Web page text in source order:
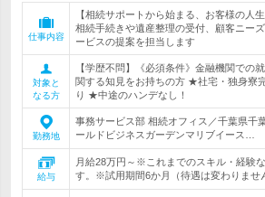
仕事内容
【相続サポートから始まる、お客様の人
相続手続きや遺産整理の受付、顧客ニー
ービスの提案を担当します
対象と
なる方
【学歴不問】《必須条件》金融機関での
関する知見をお持ちの方 ★社宅・独身寮
り ★中途のハンデなし！
勤務地
事務サービス部 相続オフィス／千葉県千
ールドビジネスガーデンマリブイース…
給与
月給28万円～※これまでのスキル・経験
す。※試用期間6か月（待遇は変わりませ